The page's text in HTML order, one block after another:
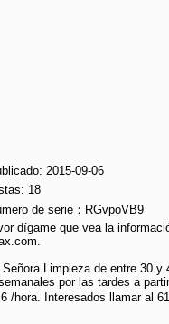
2015-09-06
18
de serie：RGvpoVB9
dígame que vea la
Señora Limpieza de entre 30 y
por las tardes a
/hora. Interesados llamar al